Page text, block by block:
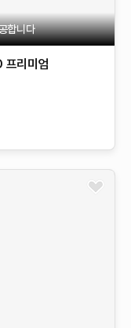
합니다
프리미엄